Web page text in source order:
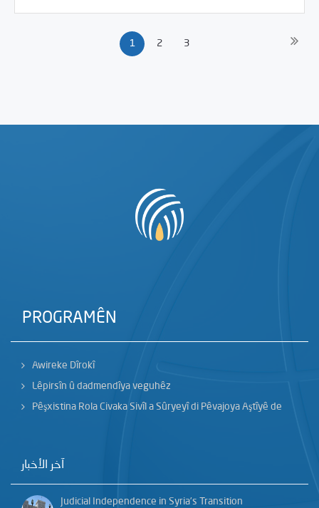
1 2 3
PROGRAMÊN
Awireke Dîrokî
Lêpirsîn û dadmendîya veguhêz
Pêşxistina Rola Civaka Sivîl a Sûryeyî di Pêvajoya Aştîyê de
آخر الأخبار
Judicial Independence in Syria’s Transition